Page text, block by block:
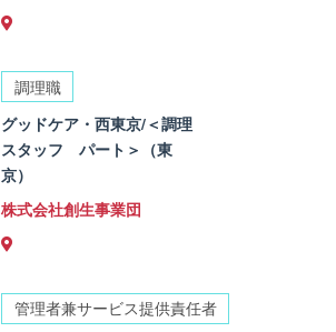
調理職
グッドケア・西東京/＜調理
スタッフ パート＞（東
京）
株式会社創生事業団
管理者兼サービス提供責任者